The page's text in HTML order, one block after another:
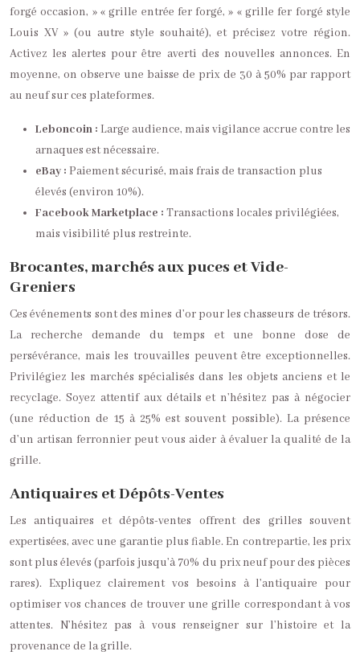
forgé occasion, » « grille entrée fer forgé, » « grille fer forgé style
Louis XV » (ou autre style souhaité), et précisez votre région.
Activez les alertes pour être averti des nouvelles annonces. En
moyenne, on observe une baisse de prix de 30 à 50% par rapport
au neuf sur ces plateformes.
Leboncoin : Large audience, mais vigilance accrue contre les
arnaques est nécessaire.
eBay : Paiement sécurisé, mais frais de transaction plus
élevés (environ 10%).
Facebook Marketplace : Transactions locales privilégiées,
mais visibilité plus restreinte.
Brocantes, marchés aux puces et Vide-
Greniers
Ces événements sont des mines d’or pour les chasseurs de trésors.
La recherche demande du temps et une bonne dose de
persévérance, mais les trouvailles peuvent être exceptionnelles.
Privilégiez les marchés spécialisés dans les objets anciens et le
recyclage. Soyez attentif aux détails et n’hésitez pas à négocier
(une réduction de 15 à 25% est souvent possible). La présence
d’un artisan ferronnier peut vous aider à évaluer la qualité de la
grille.
Antiquaires et Dépôts-Ventes
Les antiquaires et dépôts-ventes offrent des grilles souvent
expertisées, avec une garantie plus fiable. En contrepartie, les prix
sont plus élevés (parfois jusqu’à 70% du prix neuf pour des pièces
rares). Expliquez clairement vos besoins à l’antiquaire pour
optimiser vos chances de trouver une grille correspondant à vos
attentes. N’hésitez pas à vous renseigner sur l’histoire et la
provenance de la grille.